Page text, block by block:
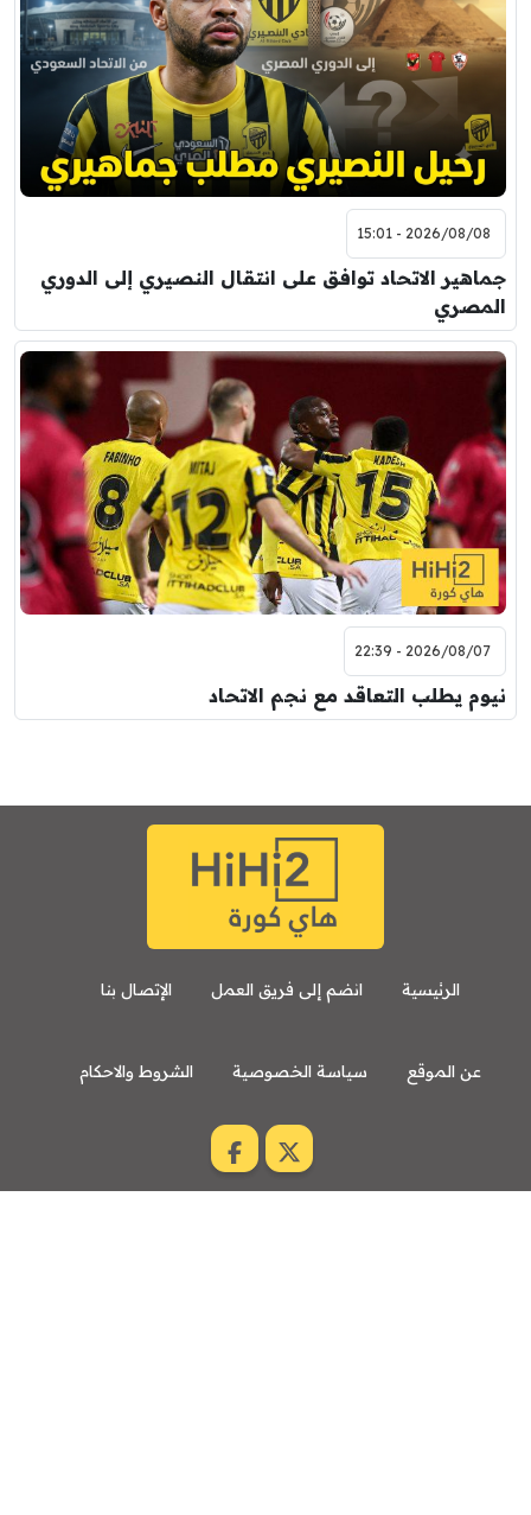
2026/08/08 - 15:01
جماهير الاتحاد توافق على انتقال النصيري إلى الدوري
المصري
2026/08/07 - 22:39
نيوم يطلب التعاقد مع نجم الاتحاد
الرئيسية انضم إلى فريق العمل الإتصال بنا
عن الموقع سياسة الخصوصية الشروط والاحكام